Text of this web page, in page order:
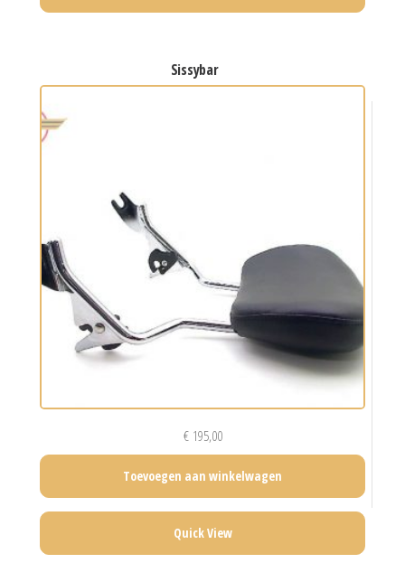
sissybar
€195,00
Toevoegen aan winkelwagen
Quick View